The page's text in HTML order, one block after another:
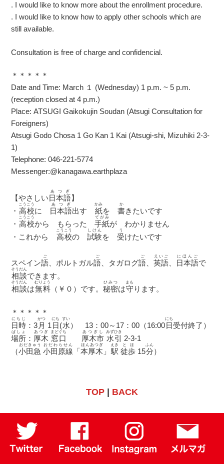
. I would like to know more about the enrollment procedure.
. I would like to know how to apply other schools which are
still available.
Consultation is free of charge and confidencial.
＊＊＊＊＊
Date and Time: March １ (Wednesday) 1 p.m. ~ 5 p.m.
(reception closed at 4 p.m.)
Place: ATSUGI Gaikokujin Soudan (Atsugi Consultation for
Foreigners)
Atsugi Godo Chosa 1 Go Kan 1 Kai (Atsugi-shi, Mizuhiki 2-3-
1)
Telephone: 046-221-5774
Messenger:@kanagawa.earthplaza
【やさしい日本語
あつぎ
】
・ 高校
こうこう
に 日本語
あつぎ
出す 紙
かみ
を書
か
きたいです
・ 高校
こうこう
から もらった手紙
てがみ
が わかりません
・これから 高校
こうこう
の試験
しけん
を 受
う
けたいです
スペイン語
ご
、ポルトガル語
ご
、タガログ語
ご
、英語
えいご
日本語
にほんご
で
相談
そうだん
できます。
相談
そうだん
は無料
むりょう
（￥０）です。秘密
ひみつ
は守
まも
ります。
＊＊＊＊＊
日時
にちじ
：3 月
がつ
1 日
にち
(水
すい
） 13：00～17：00（16:00日
にち
受付終了）
場所
ばしょ
： 厚木
あつぎ
窓口
まどぐち
厚木市
あつぎし
水引
みずひき
2-3-1
（小田急
おだきゅう
小田原線
おだわらせん
「本厚木
ほんあつぎ
」 駅
えき
徒歩
とほ
15分
ふん
）
TOP BACK